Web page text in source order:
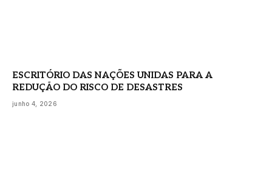
ESCRITÓRIO DAS NAÇÕES UNIDAS PARA A
REDUÇÃO DO RISCO DE DESASTRES
junho 4, 2026